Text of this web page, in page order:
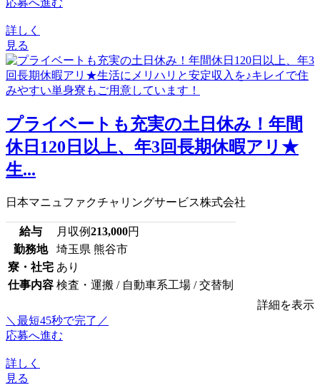
応募へ進む
詳しく
見る
プライベートも充実の土日休み！年間
休日120日以上、年3回長期休暇アリ★
生...
日本マニュファクチャリングサービス株式会社
給与 月収例213,000円
勤務地
埼玉県 熊谷市
寮・社宅 あり
仕事内容 検査・運搬 / 自動車系工場 / 交替制
詳細を表示
＼最短45秒で完了／
応募へ進む
詳しく
見る